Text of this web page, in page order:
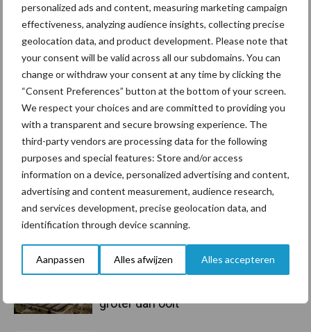
personalized ads and content, measuring marketing campaign
effectiveness, analyzing audience insights, collecting precise
geolocation data, and product development. Please note that
your consent will be valid across all our subdomains. You can
change or withdraw your consent at any time by clicking the
“Consent Preferences” button at the bottom of your screen.
We respect your choices and are committed to providing you
with a transparent and secure browsing experience. The
third-party vendors are processing data for the following
purposes and special features: Store and/or access
information on a device, personalized advertising and content,
advertising and content measurement, audience research,
and services development, precise geolocation data, and
identification through device scanning.
Aanpassen Alles afwijzen Alles accepteren
Primaire
Sidebar
Recent nieuws Partner nieuws
6 aug
ForFarmers ziet volume en
marktaandeel groeien in krimpende
Nederlandse markt
6 aug
Tien praktische tips voor een
langere levensduur
groter dan ooit”
Toon meer